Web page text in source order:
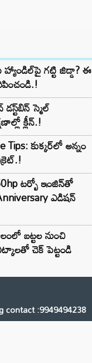
గట్టి జిడ్డా? ఈ
స్మెల్
క్లీన్.!
Tips: కుక్కర్‌లో అన్నం
టర్బో ఇంజిన్‌తో
ఎడిషన్
బట్టల నుంచి
చెక్ పెట్టండి
contact :9949494238